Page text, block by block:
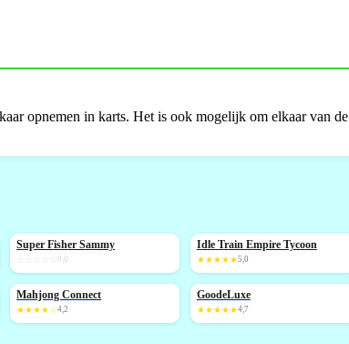
opnemen in karts. Het is ook mogelijk om elkaar van
NIEUW
Super Fisher Sammy
☆☆☆☆☆0,0
NIEUW
Idle Train Empire Tycoon
★★★★★5,0
NIEUW
Mahjong Connect
★★★★☆4,2
NIEUW
GoodeLuxe
★★★★★4,7